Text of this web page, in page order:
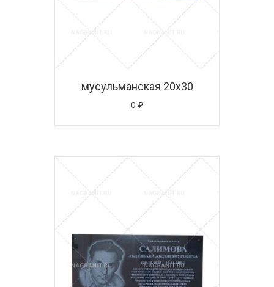
мусульманская 20х30
0 ₽